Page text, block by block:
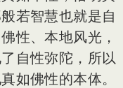
若智慧也就是自
性、本地风光，
自性弥陀，所以
如佛性的本体。